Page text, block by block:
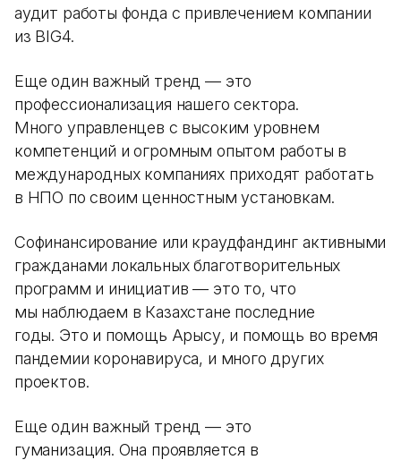
аудит работы фонда с привлечением компании
из BIG4.
Еще один важный тренд — это
профессионализация нашего сектора.
Много управленцев с высоким уровнем
компетенций и огромным опытом работы в
международных компаниях приходят работать
в НПО по своим ценностным установкам.
Софинансирование или краудфандинг активными
гражданами локальных благотворительных
программ и инициатив — это то, что
мы наблюдаем в Казахстане последние
годы. Это и помощь Арысу, и помощь во время
пандемии коронавируса, и много других
проектов.
Еще один важный тренд — это
гуманизация. Она проявляется в